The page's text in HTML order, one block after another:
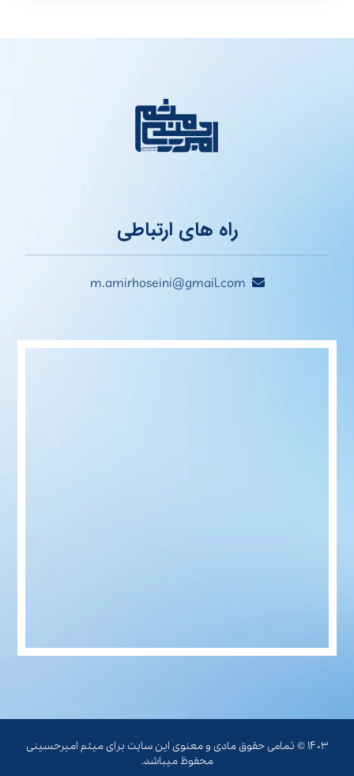
راه های ارتباطی
m.amirhoseini@gmail.com
۱۴۰۳ © تمامی حقوق مادی و معنوی این سایت برای میثم امیرحسینی
محفوظ میباشد.